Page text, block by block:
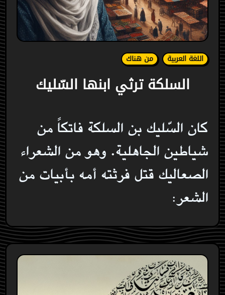
اللغة العربية من هناك
السلكة ترثي ابنها السّليك
كان السّليك بن السلكة فاتكاً من
شياطين الجاهلية. وهو من الشعراء
الصعاليك قتل فرثته أمه بأبيات من
الشعر: